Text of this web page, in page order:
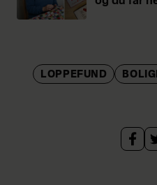
LOPPEFUND